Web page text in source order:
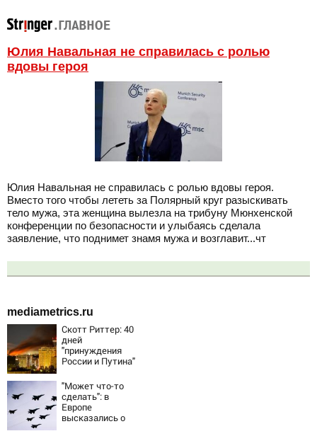
Юлия Навальная не справилась с ролью
вдовы героя
Юлия Навальная не справилась с ролью вдовы героя.
Вместо того чтобы лететь за Полярный круг разыскивать
тело мужа, эта женщина вылезла на трибуну Мюнхенской
конференции по безопасности и улыбаясь сделала
заявление, что поднимет знамя мужа и возглавит...чт
mediametrics.ru
Скотт Риттер: 40
дней
"принуждения
России и Путина"
крах режима
Зеленского
"Может что-то
сделать": в
Европе
высказались о